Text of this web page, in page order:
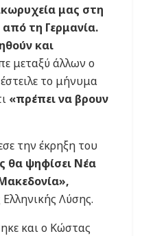
μας στη
τη Γερμανία.
και
μεταξύ άλλων ο
το μήνυμα
«πρέπει να βρουν
την έκρηξη του
θα ψηφίσει Νέα
Λύσης.
και ο Κώστας